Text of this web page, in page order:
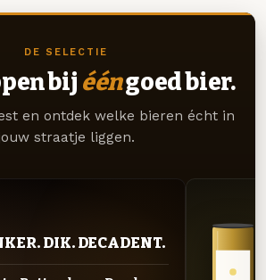
DE SELECTIE
bij ééngoed bier.
en ontdek welke bieren écht in
straatje liggen.
DIK. DECADENT.